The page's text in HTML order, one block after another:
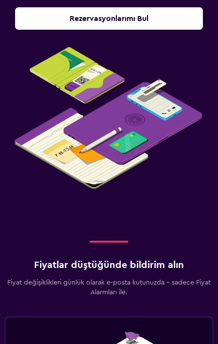
Rezervasyonlarımı Bul
Fiyatlar düştüğünde bildirim alın
Fiyat değişiklikleri günlük olarak e-posta kutunuzda - sadece Fiyat
Alarmları ile.